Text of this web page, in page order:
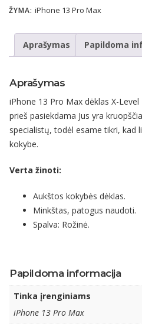
Max
X-
Level
–
ŽYMA: iPhone 13 Pro Max
Aprašymas Papildoma
Aprašymas
iPhone 13 Pro Max dėklas X-
prieš pasiekdama Jus yra
specialistų, todėl esame tikri, kad
kokybe.
Verta žinoti:
Aukštos kokybės dėklas.
Minkštas, patogus naudoti.
Spalva: Rožinė.
Papildoma informacija
Tinka įrenginiams
iPhone 13 Pro Max